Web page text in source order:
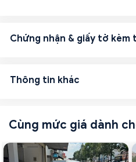
Chứng nhận & giấy tờ kèm
Thông tin khác
Cùng mức giá dành